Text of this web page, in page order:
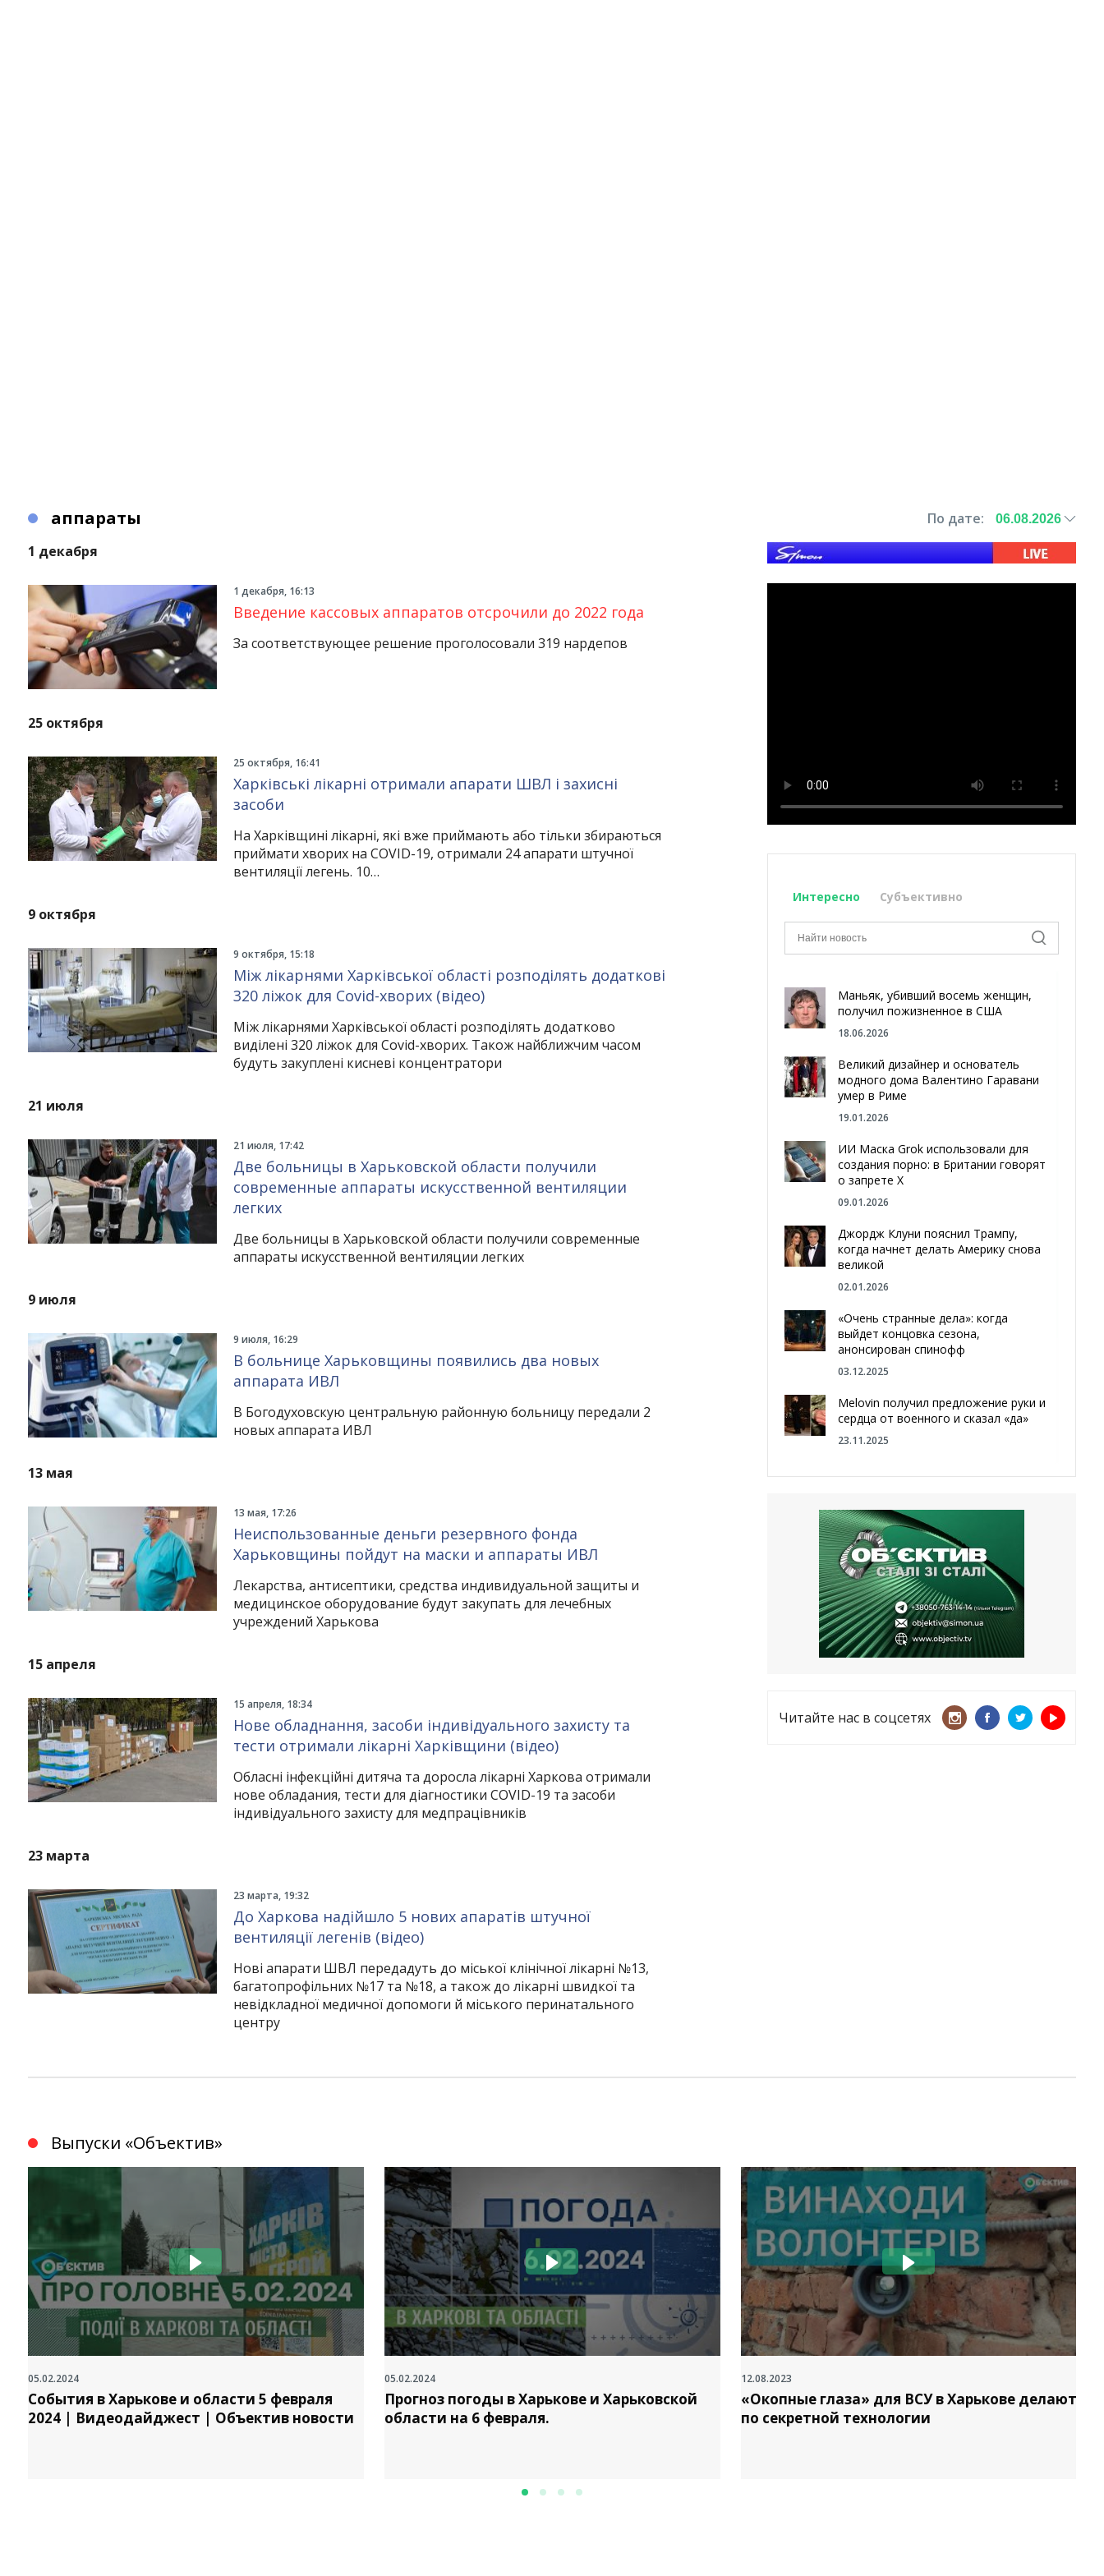
аппараты
По дате:
1 декабря
1 декабря, 16:13
Введение кассовых аппаратов отсрочили до 2022 года
За соответствующее решение проголосовали 319 нардепов
25 октября
25 октября, 16:41
Харківські лікарні отримали апарати ШВЛ і захисні
засоби
На Харківщині лікарні, які вже приймають або тільки збираються
приймати хворих на COVID-19, отримали 24 апарати штучної
вентиляції легень. 10…
9 октября
9 октября, 15:18
Між лікарнями Харківської області розподілять додаткові
320 ліжок для Covid-хворих (відео)
Між лікарнями Харківської області розподілять додатково
виділені 320 ліжок для Covid-хворих. Також найближчим часом
будуть закуплені кисневі концентратори
21 июля
21 июля, 17:42
Две больницы в Харьковской области получили
современные аппараты искусственной вентиляции
легких
Две больницы в Харьковской области получили современные
аппараты искусственной вентиляции легких
9 июля
9 июля, 16:29
В больнице Харьковщины появились два новых
аппарата ИВЛ
В Богодуховскую центральную районную больницу передали 2
новых аппарата ИВЛ
13 мая
13 мая, 17:26
Неиспользованные деньги резервного фонда
Харьковщины пойдут на маски и аппараты ИВЛ
Лекарства, антисептики, средства индивидуальной защиты и
медицинское оборудование будут закупать для лечебных
учреждений Харькова
15 апреля
15 апреля, 18:34
Нове обладнання, засоби індивідуального захисту та
тести отримали лікарні Харківщини (відео)
Обласні інфекційні дитяча та доросла лікарні Харкова отримали
нове обладания, тести для діагностики COVID-19 та засоби
індивідуального захисту для медпрацівників
23 марта
23 марта, 19:32
До Харкова надійшло 5 нових апаратів штучної
вентиляції легенів (відео)
Нові апарати ШВЛ передадуть до міської клінічної лікарні №13,
багатопрофільних №17 та №18, а також до лікарні швидкої та
невідкладної медичної допомоги й міського перинатального
центру
Интересно Субъективно
Маньяк, убивший восемь женщин,
получил пожизненное в США
18.06.2026
Великий дизайнер и основатель
модного дома Валентино Гаравани
умер в Риме
19.01.2026
ИИ Маска Grok использовали для
создания порно: в Британии говорят
о запрете Х
09.01.2026
Джордж Клуни пояснил Трампу,
когда начнет делать Америку снова
великой
02.01.2026
«Очень странные дела»: когда
выйдет концовка сезона,
анонсирован спинофф
03.12.2025
Melovin получил предложение руки и
сердца от военного и сказал «да»
23.11.2025
23.09.2025
Врачи назвали спрей для носа,
который поможет предотвратить
COVID-19 – CNN
12.09.2025
Читайте нас в соцсетях
InstagramFacebook
Twitter Youtube
Выпуски «Объектив»
05.02.2024
События в Харькове и области 5 февраля
2024 | Видеодайджест | Объектив новости
05.02.2024
Прогноз погоды в Харькове и Харьковской
области на 6 февраля.
12.08.2023
«Окопные глаза» для ВСУ в Харькове делают
по секретной технологии